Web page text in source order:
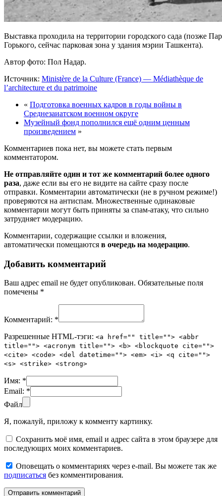
Выставка проходила на территории городского сада (позже
Горького, сейчас парковая зона у здания мэрии Ташкента).
Автор фото: Пол Надар.
Источник: Ministère de la Culture (France) — Médiathèque de
l’architecture et du patrimoine
« Подготовка военных кадров в годы войны в
Среднезаиатском военном округе
Музейный фонд пополнился ещё одним ценным
произведением »
Комментариев пока нет, вы можете стать первым
комментатором.
Не отправляйте один и тот же комментарий более одного
раза, даже если вы его не видите на сайте сразу после
отправки. Комментарии автоматически (не в ручном режиме!)
проверяются на антиспам. Множественные одинаковые
комментарии могут быть приняты за спам-атаку, что сильно
затрудняет модерацию.
Комментарии, содержащие ссылки и вложения,
автоматически помещаются в очередь на модерацию.
Добавить комментарий
Ваш адрес email не будет опубликован. Обязательные поля
помечены *
Комментарий: *
Разрешенные HTML-тэги: <a href="" title=""> <abbr
title=""> <acronym title=""> <b> <blockquote cite="">
<cite> <code> <del datetime=""> <em> <i> <q cite="">
<s> <strike> <strong>
Имя: *
Email: *
Файл
Я, пожалуй, приложу к комменту картинку.
Сохранить моё имя, email и адрес сайта в этом браузере для
последующих моих комментариев.
Оповещать о комментариях через e-mail. Вы можете так же
подписаться без комментирования.